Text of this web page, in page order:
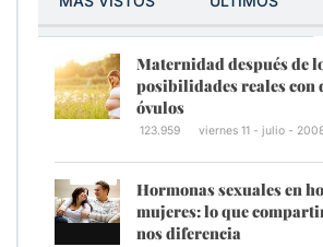
Maternidad después de
posibilidades reales con
óvulos
123.959 viernes 11 - julio -
Hormonas sexuales en
mujeres: lo que
nos diferencia